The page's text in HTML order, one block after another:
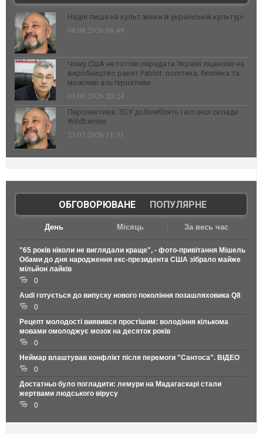
Надія лише на культ жінки в українській культурі
06.08.2026 08:49
Чому США не готові передати Україні ліцензію на
виробництво ракет Patriot: політика, безпека та
можливі альтернативи
03.08.2026 20:24
Перспектива: ЗСУ добомблять і всі інші склади
Wildberries
23.07.2026 11:31
ОБГОВОРЮВАНЕ| ПОПУЛЯРНЕ
День Місяць За весь час
"65 років ніколи не виглядали краще", - фото-привітання Мішель
Обами до дня народження екс-президента США зібрало майже
мільйон лайків
0
Audi готується до випуску нового покоління позашляховика Q8
0
Рецепт молодості виявився простішим: володіння кількома
мовами омолоджує мозок на десяток років
0
Неймар влаштував конфлікт після перемоги "Сантоса". ВІДЕО
0
Достатньо було погладити: лемури на Мадагаскарі стали
жертвами людського вірусу
0